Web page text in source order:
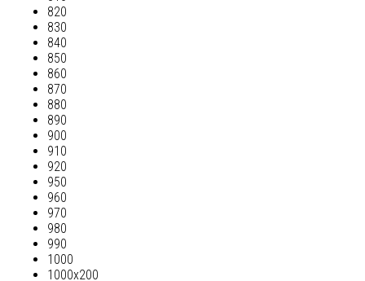
820
830
840
850
860
870
880
890
900
910
920
950
960
970
980
990
1000
1000х200